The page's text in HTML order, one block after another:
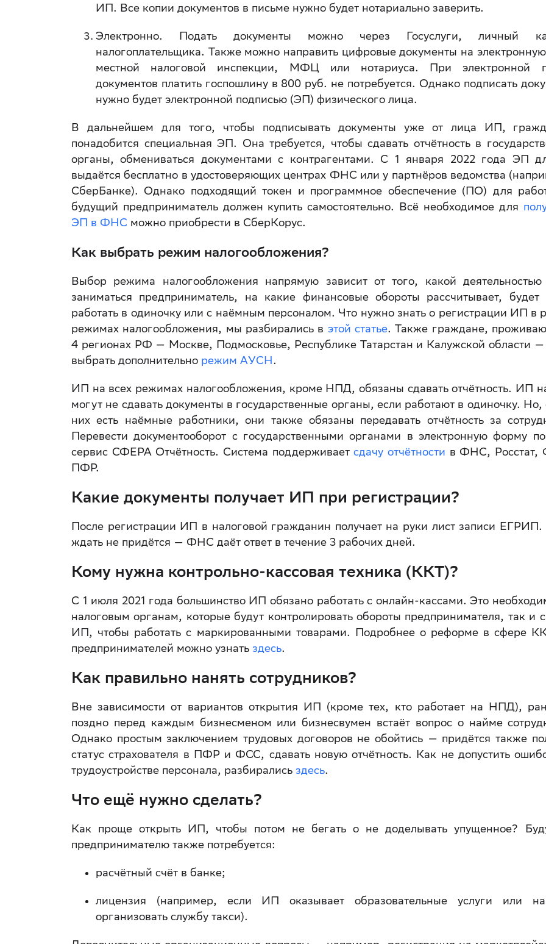
ИП. Все копии документов в письме нужно будет нотариально заверить.
Электронно. Подать документы можно через Госуслуги, личный
налогоплательщика. Также можно направить цифровые документы на
местной налоговой инспекции, МФЦ или нотариуса. При электронной
документов платить госпошлину в 800 руб. не потребуется. Однако подписать
нужно будет электронной подписью (ЭП) физического лица.
В дальнейшем для того, чтобы подписывать документы уже от лица ИП,
понадобится специальная ЭП. Она требуется, чтобы сдавать отчётность в
органы, обмениваться документами с контрагентами. С 1 января 2022 года ЭП
выдаётся бесплатно в удостоверяющих центрах ФНС или у партнёров ведомства
СберБанке). Однако подходящий токен и программное обеспечение (ПО) для
будущий предприниматель должен купить самостоятельно. Всё необходимое для
ЭП в ФНС можно приобрести в СберКорус.
Как выбрать режим налогообложения?
Выбор режима налогообложения напрямую зависит от того, какой деятельностью
заниматься предприниматель, на какие финансовые обороты рассчитывает,
работать в одиночку или с наёмным персоналом. Что нужно знать о регистрации ИП в
режимах налогообложения, мы разбирались в этой статье. Также граждане,
4 регионах РФ — Москве, Подмосковье, Республике Татарстан и Калужской области —
выбрать дополнительно режим АУСН.
ИП на всех режимах налогообложения, кроме НПД, обязаны сдавать отчётность. ИП
могут не сдавать документы в государственные органы, если работают в одиночку. Но,
них есть наёмные работники, они также обязаны передавать отчётность за
Перевести документооборот с государственными органами в электронную форму
сервис СФЕРА Отчётность. Система поддерживаетсдачу отчётности в ФНС, Росстат,
ПФР.
Какие документы получает ИП при регистрации?
После регистрации ИП в налоговой гражданин получает на руки лист записи ЕГРИП.
ждать не придётся — ФНС даёт ответ в течение 3 рабочих дней.
Кому нужна контрольно-кассовая техника (ККТ)?
С 1 июля 2021 года большинство ИП обязано работать с онлайн-кассами. Это
налоговым органам, которые будут контролировать обороты предпринимателя, так и
ИП, чтобы работать с маркированными товарами. Подробнее о реформе в сфере
предпринимателей можно узнать здесь.
Как правильно нанять сотрудников?
Вне зависимости от вариантов открытия ИП (кроме тех, кто работает на НПД),
поздно перед каждым бизнесменом или бизнесвумен встаёт вопрос о найме
Однако простым заключением трудовых договоров не обойтись — придётся также
статус страхователя в ПФР и ФСС, сдавать новую отчётность. Как не допустить
трудоустройстве персонала, разбирались здесь.
Что ещё нужно сделать?
Как проще открыть ИП, чтобы потом не бегать о не доделывать упущенное?
предпринимателю также потребуется:
расчётный счёт в банке;
лицензия (например, если ИП оказывает образовательные услуги или
организовать службу такси).